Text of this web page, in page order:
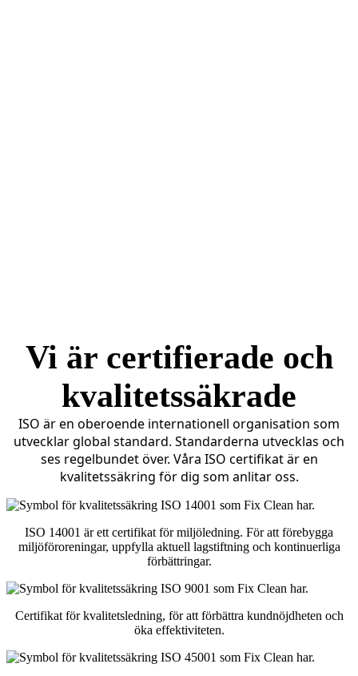
Vi är certifierade och
kvalitetssäkrade
ISO är en oberoende internationell organisation som
utvecklar global standard. Standarderna utvecklas och
ses regelbundet över. Våra ISO certifikat är en
kvalitetssäkring för dig som anlitar oss.
ISO 14001 är ett certifikat för miljöledning. För att förebygga
miljöföroreningar, uppfylla aktuell lagstiftning och kontinuerliga
förbättringar.
Certifikat för kvalitetsledning, för att förbättra kundnöjdheten och
öka effektiviteten.